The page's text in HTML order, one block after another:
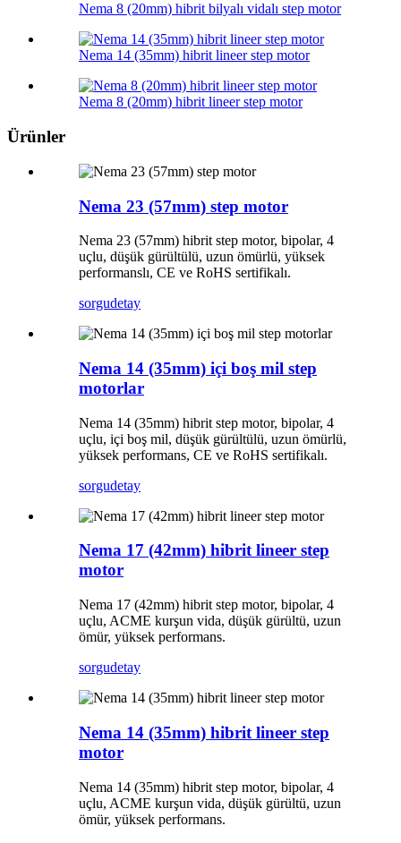
Nema 8 (20mm) hibrit bilyalı vidalı step motor
Nema 14 (35mm) hibrit lineer step motor
Nema 8 (20mm) hibrit lineer step motor
Ürünler
Nema 23 (57mm) step motor
Nema 23 (57mm) hibrit step motor, bipolar, 4
uçlu, düşük gürültülü, uzun ömürlü, yüksek
performanslı, CE ve RoHS sertifikalı.
sorgudetay
Nema 14 (35mm) içi boş mil step
motorlar
Nema 14 (35mm) hibrit step motor, bipolar, 4
uçlu, içi boş mil, düşük gürültülü, uzun ömürlü,
yüksek performans, CE ve RoHS sertifikalı.
sorgudetay
Nema 17 (42mm) hibrit lineer step
motor
Nema 17 (42mm) hibrit step motor, bipolar, 4
uçlu, ACME kurşun vida, düşük gürültü, uzun
ömür, yüksek performans.
sorgudetay
Nema 14 (35mm) hibrit lineer step
motor
Nema 14 (35mm) hibrit step motor, bipolar, 4
uçlu, ACME kurşun vida, düşük gürültü, uzun
ömür, yüksek performans.